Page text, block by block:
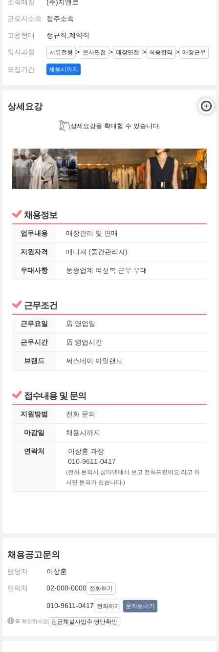
소속매장 (주)지엔코
근로자소속 점주소속
고용형태 정규직,계약직
입사과정 서류전형 > 본사면접 > 매장면접 > 최종합격 > 매장근무
모집기간 채용시까지
상세요강
상세요강을 확대할 수 있습니다.
채용정보
업무내용 매장관리 및 판매
지원자격 매니져 (중간관리자)
우대사항 동종업계 여성복 근무 우대
근무조건
근무요일 店 영업일
근무시간 店 영업시간
브랜드 써스데이 아일랜드
접수내용 및 문의
지원방법 전화 문의
마감일 채용시까지
연락처
이상훈 과장
010-9611-0417
(전화 문의시 샵마넷에서 보고 전화드렸어요 라고 하
시면 문의가 쉽습니다.)
채용공고문의
담당자 이상훈
연락처 02-000-0000 전화하기
010-9611-0417 전화하기 문자보내기
꼭 확인하세요 임금체불사업주 명단확인